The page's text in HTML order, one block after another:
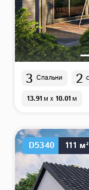
3 Спальни 2
13.91м x 10.01м
D5340 111 м²